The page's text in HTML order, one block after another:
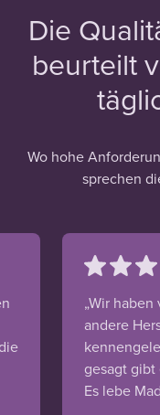
Die
beurteilt
Wo hohe
sprechen
„Wir
andere
gesagt gibt
Es lebe